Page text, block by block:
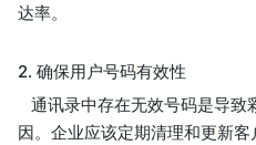
达率。
2. 确保用户号码有效性
通讯录中存在无效号码是导致
因。企业应该定期清理和更新